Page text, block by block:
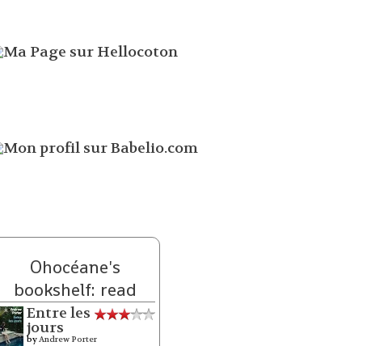
Ohocéane's
bookshelf: read
Entre les
jours
byAndrew Porter